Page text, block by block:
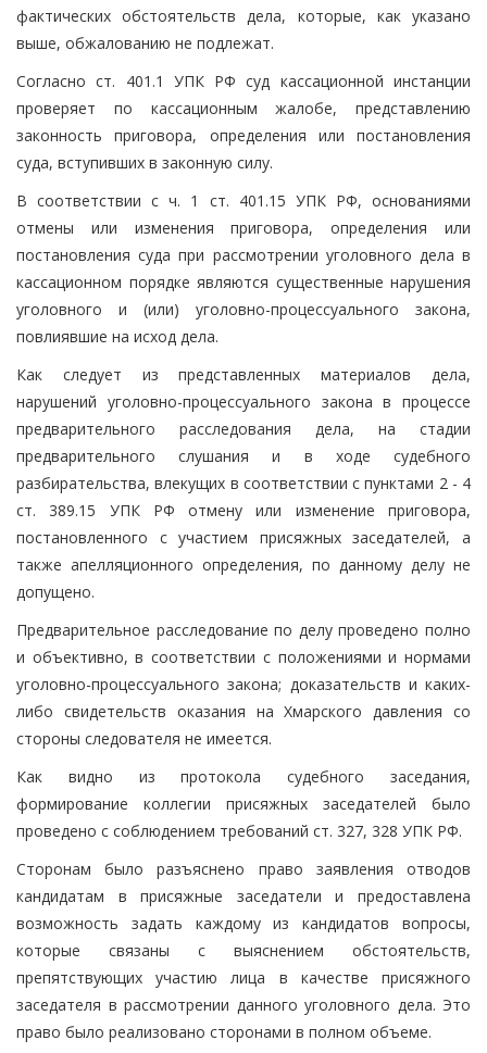
фактических обстоятельств дела, которые, как указано
выше, обжалованию не подлежат.
Согласно ст. 401.1 УПК РФ суд кассационной инстанции
проверяет по кассационным жалобе, представлению
законность приговора, определения или постановления
суда, вступивших в законную силу.
В соответствии с ч. 1 ст. 401.15 УПК РФ, основаниями
отмены или изменения приговора, определения или
постановления суда при рассмотрении уголовного дела в
кассационном порядке являются существенные нарушения
уголовного и (или) уголовно-процессуального закона,
повлиявшие на исход дела.
Как следует из представленных материалов дела,
нарушений уголовно-процессуального закона в процессе
предварительного расследования дела, на стадии
предварительного слушания и в ходе судебного
разбирательства, влекущих в соответствии с пунктами 2 - 4
ст. 389.15 УПК РФ отмену или изменение приговора,
постановленного с участием присяжных заседателей, а
также апелляционного определения, по данному делу не
допущено.
Предварительное расследование по делу проведено полно
и объективно, в соответствии с положениями и нормами
уголовно-процессуального закона; доказательств и каких-
либо свидетельств оказания на Хмарского давления со
стороны следователя не имеется.
Как видно из протокола судебного заседания,
формирование коллегии присяжных заседателей было
проведено с соблюдением требований ст. 327, 328 УПК РФ.
Сторонам было разъяснено право заявления отводов
кандидатам в присяжные заседатели и предоставлена
возможность задать каждому из кандидатов вопросы,
которые связаны с выяснением обстоятельств,
препятствующих участию лица в качестве присяжного
заседателя в рассмотрении данного уголовного дела. Это
право было реализовано сторонами в полном объеме.